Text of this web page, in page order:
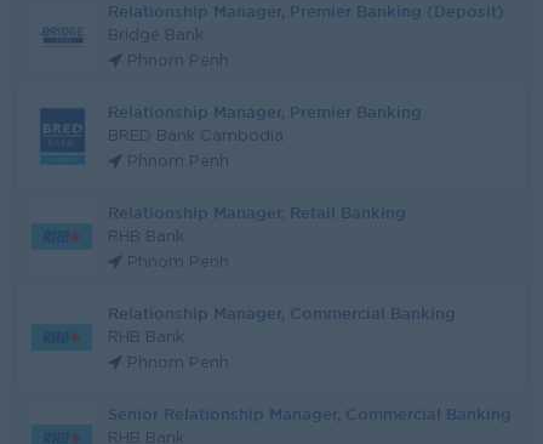
Relationship Manager, Premier Banking (Deposit)
Bridge Bank
Phnom Penh
Relationship Manager, Premier Banking
BRED Bank Cambodia
Phnom Penh
Relationship Manager, Retail Banking
RHB Bank
Phnom Penh
Relationship Manager, Commercial Banking
RHB Bank
Phnom Penh
Senior Relationship Manager, Commercial Banking
RHB Bank